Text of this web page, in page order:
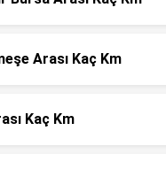
Arası Kaç Km
Kaç Km